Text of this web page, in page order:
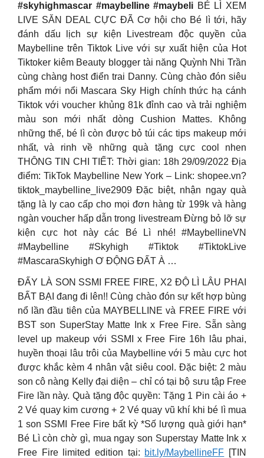
#skyhighmascar #maybelline #maybeli BÉ LÌ XEM
LIVE SĂN DEAL CỰC ĐÃ Cơ hội cho Bé lì tới, hãy
đánh dấu lịch sự kiện Livestream độc quyền của
Maybelline trên Tiktok Live với sự xuất hiện của Hot
Tiktoker kiêm Beauty blogger tài năng Quỳnh Nhi Trần
cùng chàng host điển trai Danny. Cùng chào đón siêu
phẩm mới nổi Mascara Sky High chính thức hạ cánh
Tiktok với voucher khủng 81k đỉnh cao và trải nghiệm
màu son mới nhất dòng Cushion Mattes. Không
những thế, bé lì còn được bỏ túi các tips makeup mới
nhất, và rinh về những quà tặng cực cool nhen
THÔNG TIN CHI TIẾT: Thời gian: 18h 29/09/2022 Địa
điểm: TikTok Maybelline New York – Link: shopee.vn?
tiktok_maybelline_live2909 Đặc biệt, nhận ngay quà
tặng là ly cao cấp cho mọi đơn hàng từ 199k và hàng
ngàn voucher hấp dẫn trong livestream Đừng bỏ lỡ sự
kiện cực hot này các Bé Lì nhé! #MaybellineVN
#Maybelline #Skyhigh #Tiktok #TiktokLive
#MascaraSkyhigh Ơ ĐỘNG ĐẤT À …
ĐẤY LÀ SON SSMI FREE FIRE, X2 ĐỘ LÌ LÂU PHAI
BẤT BẠI đang đi lên!! Cùng chào đón sự kết hợp bùng
nổ lần đầu tiên của MAYBELLINE và FREE FIRE với
BST son SuperStay Matte Ink x Free Fire. Sẵn sàng
level up makeup với SSMI x Free Fire 16h lâu phai,
huyền thoại lâu trôi của Maybelline với 5 màu cực hot
được khắc kèm 4 nhân vật siêu cool. Đặc biệt: 2 màu
son cô nàng Kelly đại diện – chỉ có tại bộ sưu tập Free
Fire lần này. Quà tặng độc quyền: Tặng 1 Pin cài áo +
2 Vé quay kim cương + 2 Vé quay vũ khí khi bé lì mua
1 son SSMI Free Fire bất kỳ *Số lượng quà giới hạn*
Bé Lì còn chờ gì, mua ngay son Superstay Matte Ink x
Free Fire limited edition tại: bit.ly/MaybellineFF [TIN